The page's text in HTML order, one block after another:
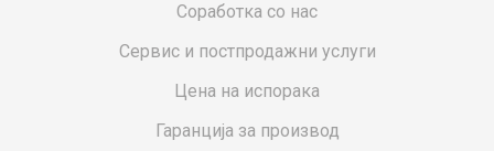
Соработка со нас
Сервис и постпродажни услуги
Цена на испорака
Гаранција за производ